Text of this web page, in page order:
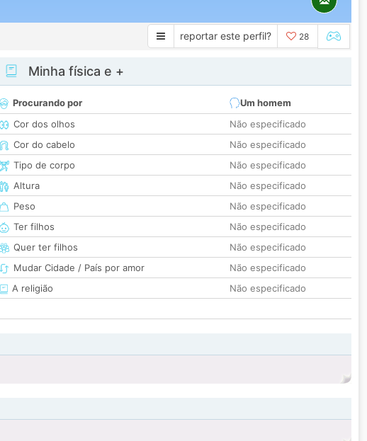
reportar este perfil? 28
Minha física e +
Procurando por
Um homem
Cor dos olhos
Não especificado
Cor do cabelo
Não especificado
Tipo de corpo
Não especificado
Altura
Não especificado
Peso
Não especificado
Ter filhos
Não especificado
Quer ter filhos
Não especificado
Mudar Cidade / País por amor
Não especificado
A religião
Não especificado